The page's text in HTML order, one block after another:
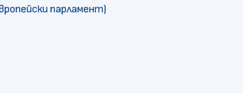
парламент)